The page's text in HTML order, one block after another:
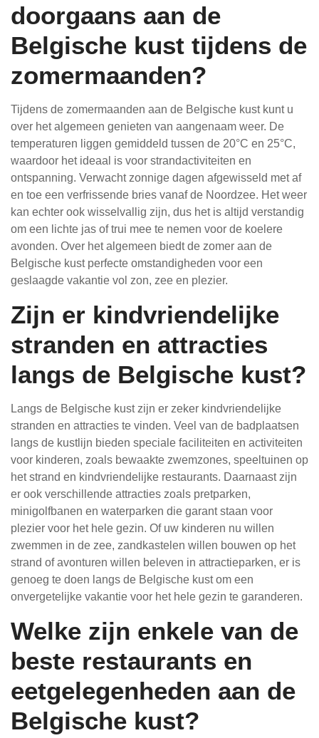
doorgaans aan de
Belgische kust tijdens de
zomermaanden?
Tijdens de zomermaanden aan de Belgische kust kunt u
over het algemeen genieten van aangenaam weer. De
temperaturen liggen gemiddeld tussen de 20°C en 25°C,
waardoor het ideaal is voor strandactiviteiten en
ontspanning. Verwacht zonnige dagen afgewisseld met af
en toe een verfrissende bries vanaf de Noordzee. Het weer
kan echter ook wisselvallig zijn, dus het is altijd verstandig
om een lichte jas of trui mee te nemen voor de koelere
avonden. Over het algemeen biedt de zomer aan de
Belgische kust perfecte omstandigheden voor een
geslaagde vakantie vol zon, zee en plezier.
Zijn er kindvriendelijke
stranden en attracties
langs de Belgische kust?
Langs de Belgische kust zijn er zeker kindvriendelijke
stranden en attracties te vinden. Veel van de badplaatsen
langs de kustlijn bieden speciale faciliteiten en activiteiten
voor kinderen, zoals bewaakte zwemzones, speeltuinen op
het strand en kindvriendelijke restaurants. Daarnaast zijn
er ook verschillende attracties zoals pretparken,
minigolfbanen en waterparken die garant staan voor
plezier voor het hele gezin. Of uw kinderen nu willen
zwemmen in de zee, zandkastelen willen bouwen op het
strand of avonturen willen beleven in attractieparken, er is
genoeg te doen langs de Belgische kust om een
onvergetelijke vakantie voor het hele gezin te garanderen.
Welke zijn enkele van de
beste restaurants en
eetgelegenheden aan de
Belgische kust?